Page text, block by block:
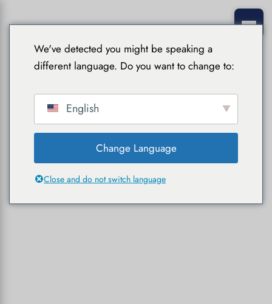
We've detected you might be speaking a
different language. Do you want to change to:
English
Change Language
Close and do not switch language